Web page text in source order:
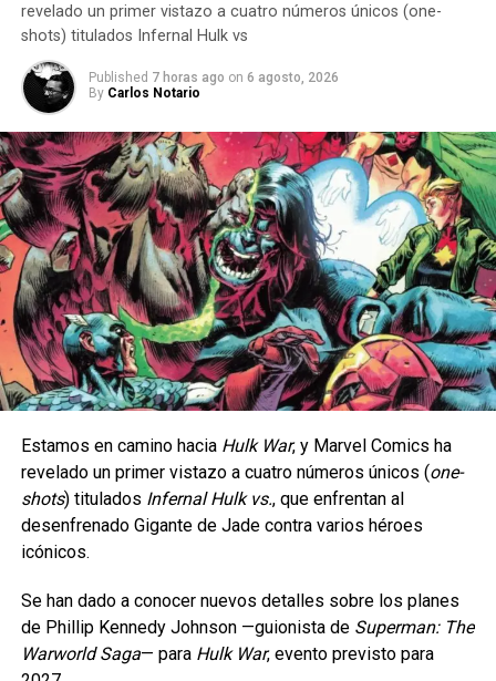
El nuevo movimiento Buceo, que llega con la
actualización gratuita a la versión 2.0.0, se podrá
aprender después de conocer a Manaphy, un Pokémon
Mítico de tipo Agua.
Con Buceo, los jugadores podrán explorar el fondo del mar,
nadar con Pokémon de tipo Agua y construir estructuras
submarinas.
Pokopia irrumpe en el universo de Pokémon como
una propuesta fresca y ambiciosa orientada a
franquicia.
Al fusionar mecánicas de exploración social,
personalización creativa y recolección de criaturas en
No se trata de llevar un personaje estampado, sino de
encontrar esas referencias que
convierten cada par en una pieza llena de personalidad.
Esta colección llegará exclusivamente con dos modelos:
Wally Funk Spider-Man y
Wally Funk Hulk, convirtiéndose en la única puerta de
revelado un primer vistazo a cuatro números únicos (one-
shots) titulados Infernal Hulk vs
Published 7 horas ago on 6 agosto, 2026
By Carlos Notario
Estamos en camino hacia Hulk War, y Marvel Comics ha
revelado un primer vistazo a cuatro números únicos (one-
shots) titulados Infernal Hulk vs., que enfrentan al
desenfrenado Gigante de Jade contra varios héroes
icónicos.
Se han dado a conocer nuevos detalles sobre los planes
de Phillip Kennedy Johnson —guionista de Superman: The
Warworld Saga— ​​para Hulk War, evento previsto para